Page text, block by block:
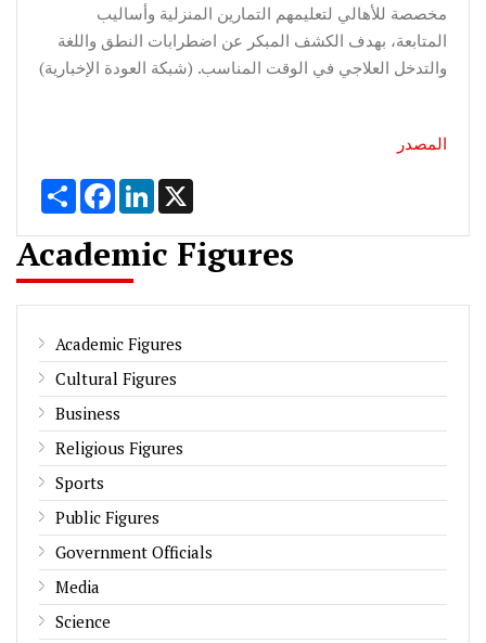
مخصصة للأهالي لتعليمهم التمارين المنزلية وأساليب
المتابعة، بهدف الكشف المبكر عن اضطرابات النطق واللغة
والتدخل العلاجي في الوقت المناسب. (شبكة العودة الإخبارية)
المصدر
Share FacebookLinkedIn
Academic Figures
Academic Figures
Cultural Figures
Business
Religious Figures
Sports
Public Figures
Government Officials
Media
Science